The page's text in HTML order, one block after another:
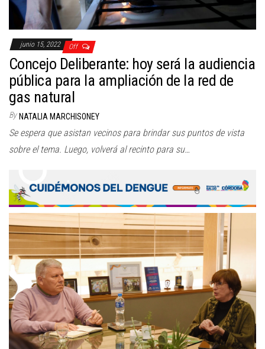
junio 15, 2022 Off
Concejo Deliberante: hoy será la audiencia
pública para la ampliación de la red de
gas natural
By NATALIA MARCHISONEY
Se espera que asistan vecinos para brindar sus puntos de vista
sobre el tema. Luego, volverá al recinto para su…